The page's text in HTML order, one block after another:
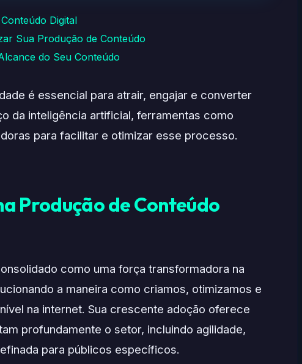
Digital
Sua Produção de Conteúdo
do Seu Conteúdo
é essencial para atrair, engajar e converter
da inteligência artificial, ferramentas como
para facilitar e otimizar esse processo.
Produção de Conteúdo
como uma força transformadora na
a maneira como criamos, otimizamos e
na internet. Sua crescente adoção oferece
profundamente o setor, incluindo agilidade,
para públicos específicos.